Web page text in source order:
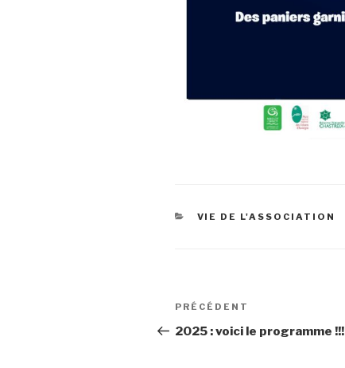
CATÉGORIES
VIE DE L'ASSOCIATION
Navigation
de
Article
précédent
PRÉCÉDENT
2025 : voici le programme !!!